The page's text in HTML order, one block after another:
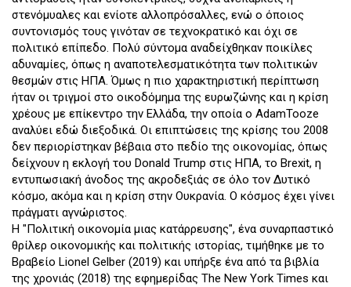
στενόμυαλες και ενίοτε αλλοπρόσαλλες, ενώ ο όποιος
συντονισμός τους γινόταν σε τεχνοκρατικό και όχι σε
πολιτικό επίπεδο. Πολύ σύντομα αναδείχθηκαν ποικίλες
αδυναμίες, όπως η αναποτελεσματικότητα των πολιτικών
θεσμών στις ΗΠΑ. Όμως η πιο χαρακτηριστική περίπτωση
ήταν οι τριγμοί στο οικοδόμημα της ευρωζώνης και η κρίση
χρέους με επίκεντρο την Ελλάδα, την οποία ο AdamTooze
αναλύει εδώ διεξοδικά. Οι επιπτώσεις της κρίσης του 2008
δεν περιορίστηκαν βέβαια στο πεδίο της οικονομίας, όπως
δείχνουν η εκλογή του Donald Trump στις ΗΠΑ, το Brexit, η
εντυπωσιακή άνοδος της ακροδεξιάς σε όλο τον Δυτικό
κόσμο, ακόμα και η κρίση στην Ουκρανία. Ο κόσμος έχει γίνει
πράγματι αγνώριστος.
Η "Πολιτική οικονομία μιας κατάρρευσης", ένα συναρπαστικό
θρίλερ οικονομικής και πολιτικής ιστορίας, τιμήθηκε με το
Βραβείο Lionel Gelber (2019) και υπήρξε ένα από τα βιβλία
της χρονιάς (2018) της εφημερίδας The New York Times και